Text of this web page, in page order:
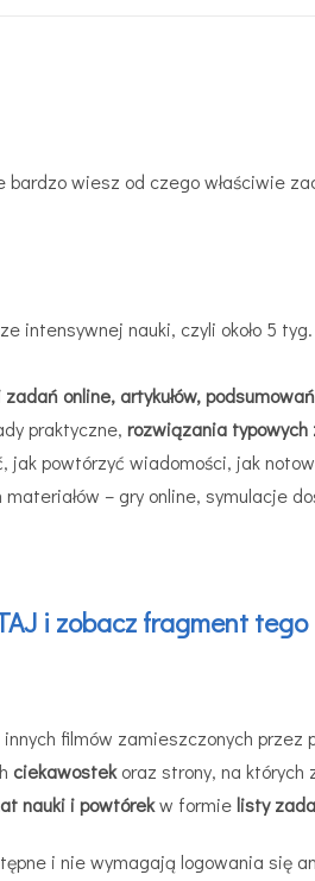
wiesz od czego właściwie
intensywnej nauki, czyli około 5
online, artykułów,
praktyczne, rozwiązania typowych
jak powtórzyć wiadomości, jak
– gry online, symulacje
i zobacz fragment
filmów zamieszczonych przez
ciekawostekoraz strony, na których
nauki i powtórekw formielisty
i nie wymagają logowania się